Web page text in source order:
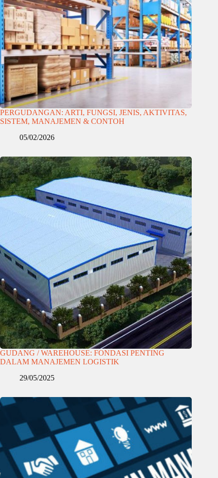
PERGUDANGAN: ARTI, FUNGSI, JENIS, AKTIVITAS,
SISTEM, MANAJEMEN & CONTOH
05/02/2026
GUDANG / WAREHOUSE: FONDASI PENTING
DALAM MANAJEMEN LOGISTIK
29/05/2025